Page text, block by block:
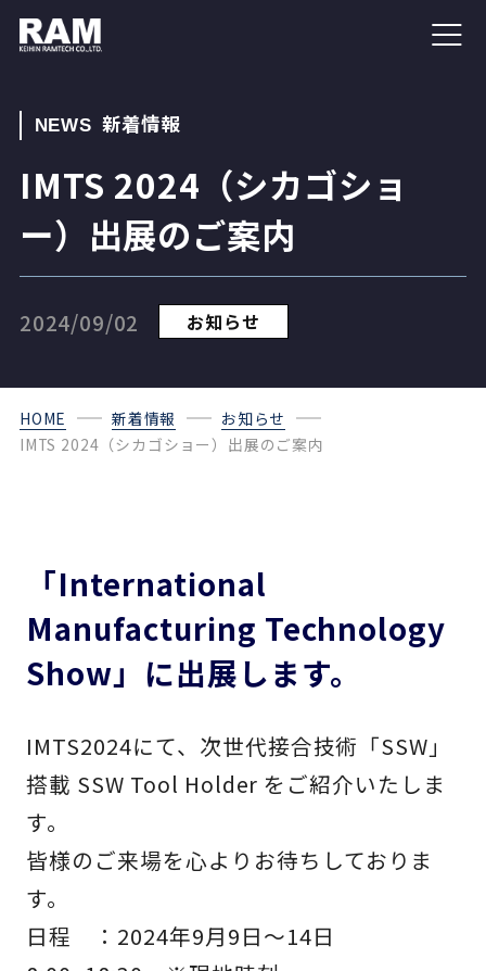
NEWS 新着情報
IMTS 2024（シカゴショ
ー）出展のご案内
2024/09/02 お知らせ
HOME 新着情報
お知らせ
IMTS 2024（シカゴショー）出展のご案内
「International
Manufacturing Technology
Show」に出展します。
IMTS2024にて、次世代接合技術「SSW」
搭載 SSW Tool Holder をご紹介いたしま
す。
皆様のご来場を心よりお待ちしておりま
す。
日程 ：2024年9月9日～14日